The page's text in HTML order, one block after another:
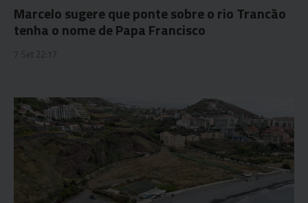
Marcelo sugere que ponte sobre o rio Trancão
tenha o nome de Papa Francisco
7 Set 22:17